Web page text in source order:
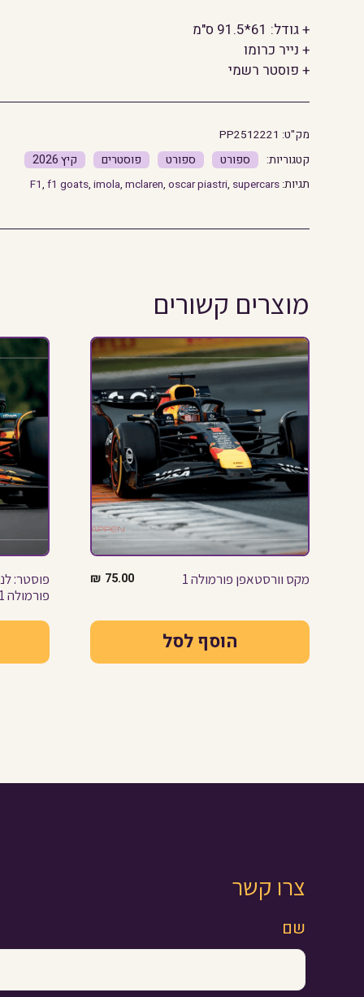
+ גודל: 61*91.5 ס"מ
+ נייר כרומו
+ פוסטר רשמי
מק"ט: PP2512221
ספורט ספורט פוסטרים קיץ 2026
תגיות: F1, f1 goats, imola, mclaren, oscar piastri, supercars
מוצרים קשורים
מקס וורסטאפן פורמולה 1 75.00
₪
הוסף לסל
פוסטר:
פורמולה 1
צרו קשר
שם